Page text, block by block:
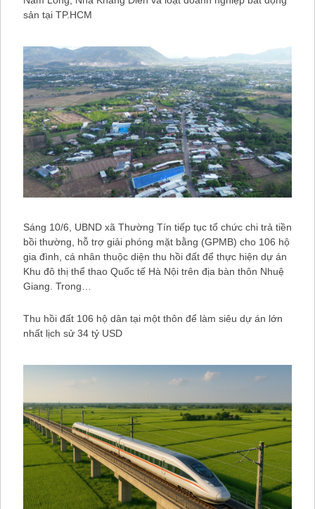
sản tại TP.HCM
Sáng 10/6, UBND xã Thường Tín tiếp tục tổ chức chi trả tiền
bồi thường, hỗ trợ giải phóng mặt bằng (GPMB) cho 106 hộ
gia đình, cá nhân thuộc diện thu hồi đất để thực hiện dự án
Khu đô thị thể thao Quốc tế Hà Nội trên địa bàn thôn Nhuệ
Giang. Trong…
Thu hồi đất 106 hộ dân tại một thôn để làm siêu dự án lớn
nhất lịch sử 34 tỷ USD